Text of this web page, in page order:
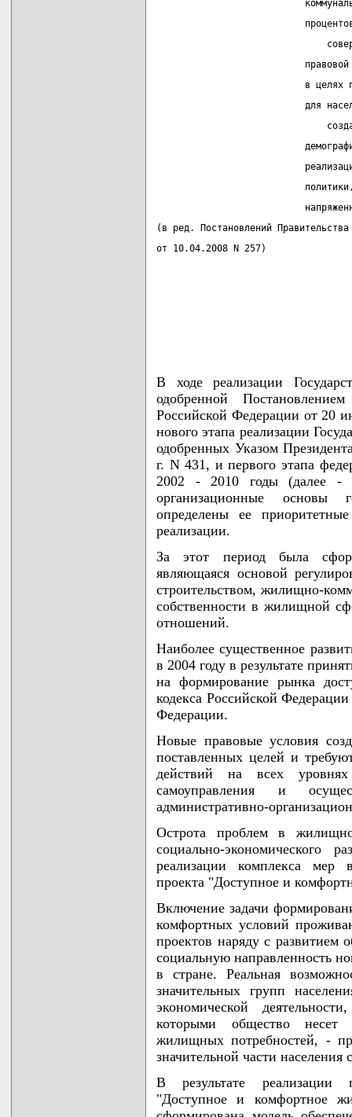
в целях
для
(в ред. Постановлений
от 10.04.2008 N 257)
В ходе реализации
одобренной
Российской Федерации от 20
нового этапа реализации
одобренных Указом
г. N 431, и первого этапа
2002 - 2010 годы (далее -
организационные основы
определены ее
реализации.
За этот период была
являющаяся основой
строительством, жилищно-
собственности в жилищной
отношений.
Наиболее существенное
в 2004 году в результате
на формирование рынка
кодекса Российской
Федерации.
Новые правовые условия
поставленных целей и
действий на всех
самоуправления и
административно-
Острота проблем в
социально-экономического
реализации комплекса мер
проекта "Доступное и
Включение задачи
комфортных условий
проектов наряду с развитием
социальную направленность
в стране. Реальная
значительных групп
экономической
которыми общество несет
жилищных потребностей, -
значительной части населения
В результате реализации
"Доступное и комфортное